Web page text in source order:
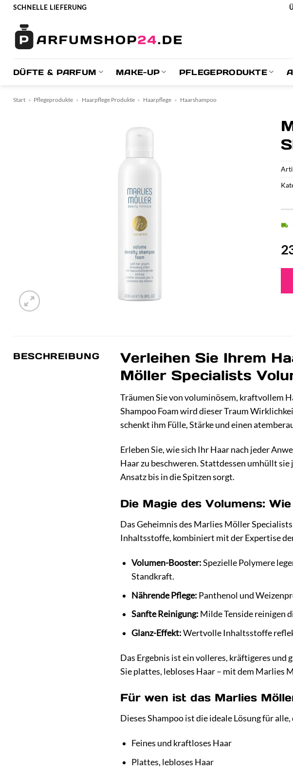
Zum
springen
SCHNELLE LIEFERUNG
DÜFTE & PARFUM MAKE-UP PFLEGEPRODUKTE
Start » Pflegeprodukte » Haarpflege Produkte » Haarpflege » Haarshampoo
BESCHREIBUNG
Verleihen Sie Ihrem
Möller Specialists
Träumen Sie von voluminösem, kraftvollem
Shampoo Foam wird dieser Traum
schenkt ihm Fülle, Stärke und einen
Erleben Sie, wie sich Ihr Haar nach jeder
Haar zu beschweren. Stattdessen umhüllt
Ansatz bis in die Spitzen sorgt.
Die Magie des Volumens:
Das Geheimnis des Marlies Möller
Inhaltsstoffe, kombiniert mit der Expertise
Volumen-Booster:Spezielle Polymere
Standkraft.
Nährende Pflege: Panthenol und
Sanfte Reinigung: Milde Tenside reinigen
Glanz-Effekt:Wertvolle Inhaltsstoffe
Das Ergebnis ist ein volleres, kräftigeres und
Sie plattes, lebloses Haar – mit dem Marlies
Für wen ist das Marlies
Dieses Shampoo ist die ideale Lösung für
Feines und kraftloses Haar
Plattes, lebloses Haar